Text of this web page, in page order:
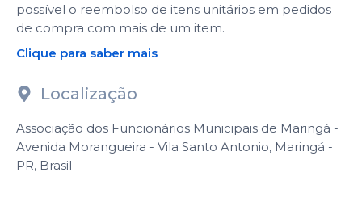
possível o reembolso de itens unitários em pedidos
de compra com mais de um item.
Clique para saber mais
Localização
Associação dos Funcionários Municipais de Maringá -
Avenida Morangueira - Vila Santo Antonio, Maringá -
PR, Brasil